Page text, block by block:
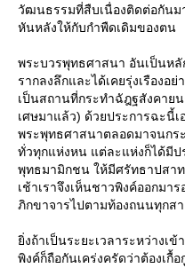
วัฒนธรรมที่สืบเนื่องติดต่อกันม
หันหลังให้กับกำพืดเดิมของตน
พระบวรพุทธศาสนา อันเป็นห
รากลงลึกและได้เคยรุ่งเรืองอ
เป็นสถานที่กระทำฉัฎฐสังคาย
เศษมาแล้ว) ด้วยประการฉะนี้
พระพุทธศาสนาตลอดมาจนกร
ทั่วทุกแห่งหน แต่ละแห่งก็ได้มี
พุทธมามิกชน ให้มีศรัทธาปสา
เช้าเราจึงเห็นชาวพิงค์ออกมา
ภิกขาจารไปตามท้องถนนทุกส
งถ้าเป็นระยะเวลาระหว่างเ
พิงค์ก็ถือกันเคร่งครัดว่าต้องเกื้